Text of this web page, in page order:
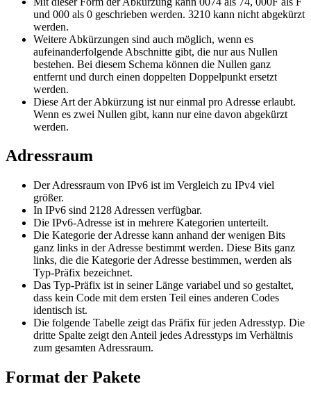
und 000 als 0 geschrieben werden. 3210 kann nicht abgekürzt
werden.
Weitere Abkürzungen sind auch möglich, wenn es
aufeinanderfolgende Abschnitte gibt, die nur aus Nullen
bestehen. Bei diesem Schema können die Nullen ganz
entfernt und durch einen doppelten Doppelpunkt ersetzt
werden.
Diese Art der Abkürzung ist nur einmal pro Adresse erlaubt.
Wenn es zwei Nullen gibt, kann nur eine davon abgekürzt
werden.
Adressraum
Der Adressraum von IPv6 ist im Vergleich zu IPv4 viel
größer.
In IPv6 sind 2128 Adressen verfügbar.
Die IPv6-Adresse ist in mehrere Kategorien unterteilt.
Die Kategorie der Adresse kann anhand der wenigen Bits
ganz links in der Adresse bestimmt werden. Diese Bits ganz
links, die die Kategorie der Adresse bestimmen, werden als
Typ-Präfix bezeichnet.
Das Typ-Präfix ist in seiner Länge variabel und so gestaltet,
dass kein Code mit dem ersten Teil eines anderen Codes
identisch ist.
Die folgende Tabelle zeigt das Präfix für jeden Adresstyp. Die
dritte Spalte zeigt den Anteil jedes Adresstyps im Verhältnis
zum gesamten Adressraum.
Format der Pakete